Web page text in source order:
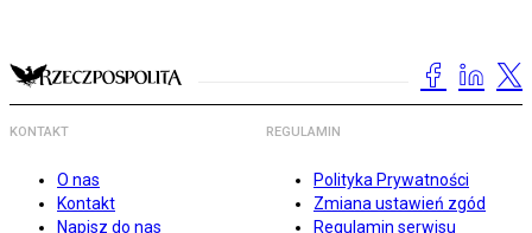
KONTAKT
O nas
Kontakt
Napisz do nas
REGULAMIN
Polityka Prywatności
Zmiana ustawień zgód
Regulamin serwisu